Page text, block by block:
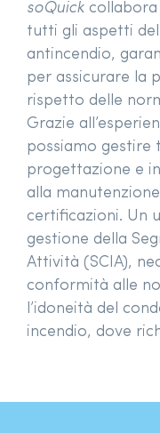
soQuick collabora
tutti gli aspetti
antincendio,
per assicurare la
rispetto delle
Grazie
possiamo gestire
progettazione e
alla
certificazioni. Un
gestione della
Attività (SCIA),
conformità alle
l’idoneità del
incendio, dove